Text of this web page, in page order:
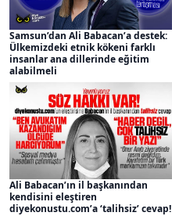
Samsun’dan Ali Babacan’a destek:
Ülkemizdeki etnik kökeni farklı
insanlar ana dillerinde eğitim
alabilmeli
Ali Babacan’ın il başkanından
kendisini eleştiren
diyekonustu.com’a ‘talihsiz’ cevap!